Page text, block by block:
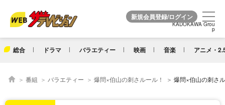
KADOKAWA Grou
p
総合 ドラマ バラエティー 映画 音楽 アニメ・
KADOKAWA Grou
p
番組 バラエティー 爆問×伯山の刺さルール！ 爆問×伯山の刺さ